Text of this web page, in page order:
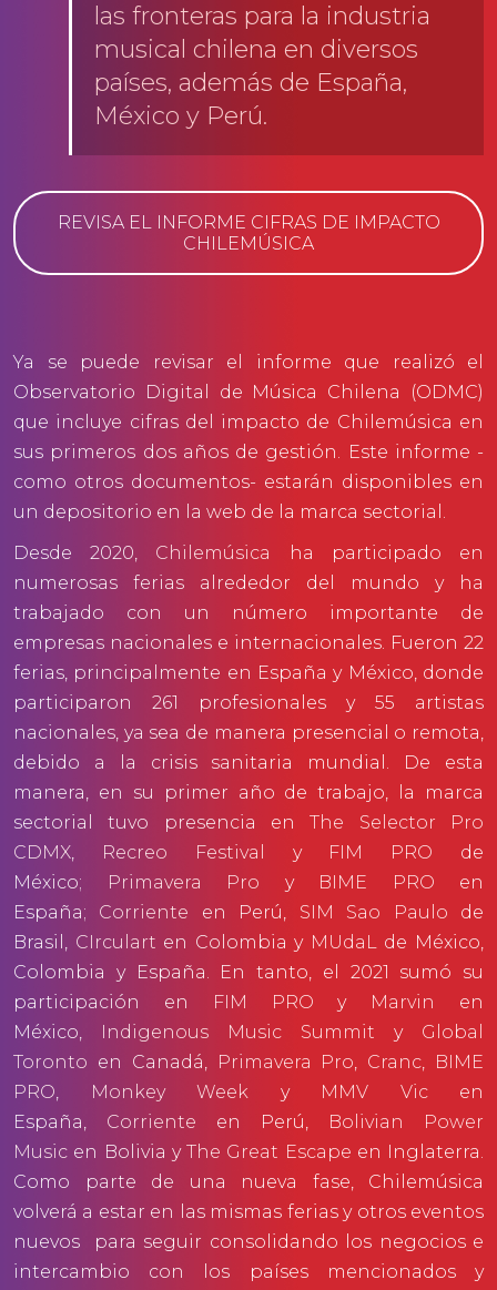
las fronteras para la industria
musical chilena en diversos
países, además de España,
México y Perú.
REVISA EL INFORME CIFRAS DE IMPACTO
CHILEMÚSICA
Ya se puede revisar el informe que realizó el
Observatorio Digital de Música Chilena (ODMC)
que incluye cifras del impacto de Chilemúsica en
sus primeros dos años de gestión. Este informe -
como otros documentos- estarán disponibles en
un depositorio en la web de la marca sectorial.
Desde 2020, Chilemúsica
ha participado en
numerosas ferias alrededor del mundo y ha
trabajado con un número importante de
empresas nacionales e internacionales. Fueron 22
ferias, principalmente en España y México, donde
participaron 261 profesionales y 55 artistas
nacionales, ya sea de manera presencial o remota,
debido a la crisis sanitaria mundial. De esta
manera, en su primer año de trabajo, la marca
sectorial tuvo presencia enThe Selector Pro
CDMX, Recreo Festival yFIM PRO de
México;
Primavera Pro y BIME PRO en
España; Corriente en Perú, SIM Sao Paulo de
Brasil, CIrculart en Colombia y MUdaLde México,
Colombia y España. En tanto, el 2021 sumó su
participación en
FIM PRO y Marvin
en
México, Indigenous Music Summit y Global
Toronto en Canadá, Primavera Pro, Cranc, BIME
PRO, Monkey Week y MMV Vicen
España, Corriente en Perú,
Bolivian Power
Music en Bolivia y The Great Escape en Inglaterra.
Como parte de una nueva fase, Chilemúsica
volverá a estar en las mismas ferias y otros eventos
nuevos para seguir consolidando los negocios e
intercambio con los países mencionados y